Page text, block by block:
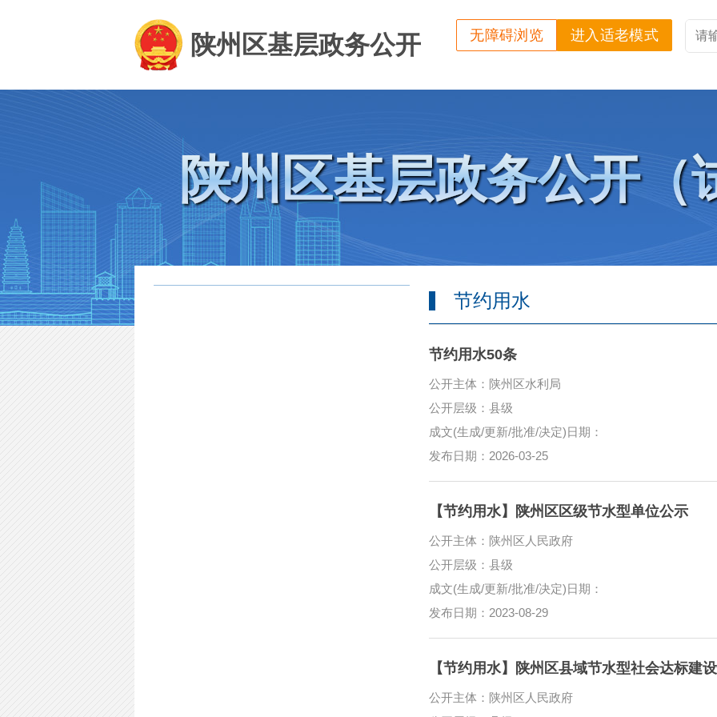
陕州区基层政务公开 无障碍浏览 进入适老模式
陕州区基层政务公开（
节约用水
节约用水50条
公开主体：陕州区水利局
公开层级：县级
成文(生成/更新/批准/决定)日期：
发布日期：2026-03-25
【节约用水】陕州区区级节水型单位公示
公开主体：陕州区人民政府
公开层级：县级
成文(生成/更新/批准/决定)日期：
发布日期：2023-08-29
【节约用水】陕州区县域节水型社会达标建
公开主体：陕州区人民政府